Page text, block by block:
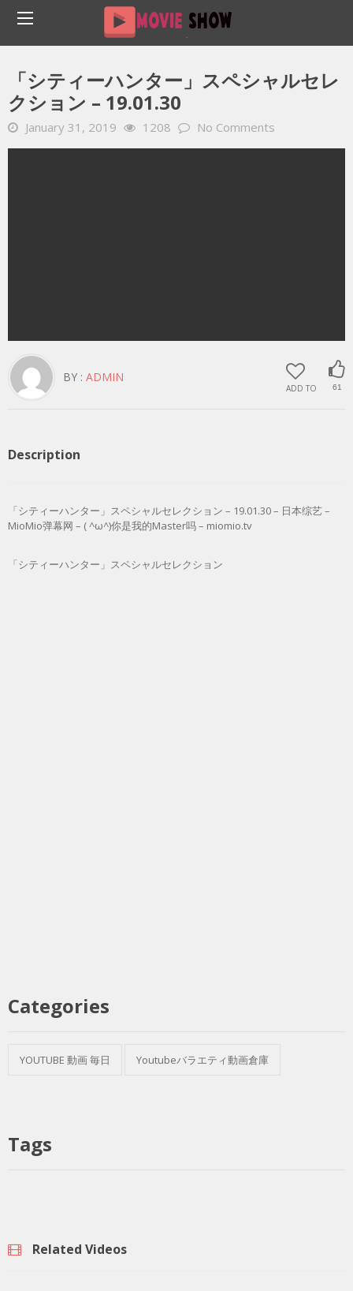
Home
YOUTUBE 動画 毎日
「シティーハンター」スペシャルセレクション – 19.01.30
「シティーハンター」スペシャルセレ
クション – 19.01.30
January 31, 2019 1208 No Comments
ADD TO 61
BY : ADMIN
Description
「シティーハンター」スペシャルセレクション – 19.01.30 – 日本综艺 –
MioMio弹幕网 – ( ^ω^)你是我的Master吗 – miomio.tv
「シティーハンター」スペシャルセレクション
Categories
YOUTUBE 動画 毎日 Youtubeバラエティ動画倉庫
Tags
Related Videos